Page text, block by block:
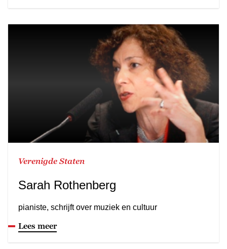
Verenigde Staten
Sarah Rothenberg
pianiste, schrijft over muziek en cultuur
Lees meer